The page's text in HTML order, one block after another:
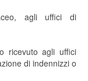
agli uffici di
ricevuto agli uffici
di indennizzi o